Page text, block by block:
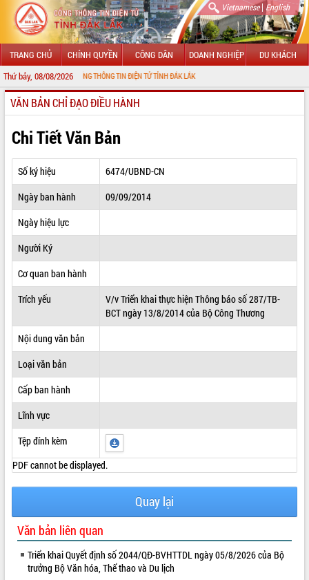
Vietnamese| English
TRANG CHỦ CHÍNH QUYỀN CÔNG DÂN DOANH NGHIỆP DU KHÁCH
Thứ bảy, 08/08/2026
ĐẾN VỚI CỔNG THÔNG TIN ĐIỆN TỬ TỈNH ĐẮK LẮK
GIỚI THIỆU
LÃNH ĐẠO UBND TỈNH
TIN TỨC SỰ KIỆN
SỞ, BAN, NGÀNH
THÔNG TIN CHỈ ĐẠO ĐIỀU HÀNH
HỆ THỐNG VĂN BẢN
VĂN BẢN HĐND TỈNH
ĐIỂM TIN VĂN BẢN
VĂN BẢN CHỈ ĐẠO ĐIỀU HÀNH
Chi Tiết Văn Bản
Số ký hiệu
6474/UBND-CN
Ngày ban hành
09/09/2014
Ngày hiệu lực
Người Ký
Cơ quan ban hành
Trích yếu
V/v Triển khai thực hiện Thông báo số 287/TB-
BCT ngày 13/8/2014 của Bộ Công Thương
Nội dung văn bản
Loại văn bản
Cấp ban hành
Lĩnh vực
Tệp đính kèm
PDF cannot be displayed.
Quay lại
Văn bản liên quan
Triển khai Quyết định số 2044/QĐ-BVHTTDL ngày 05/8/2026 của Bộ
trưởng Bộ Văn hóa, Thể thao và Du lịch